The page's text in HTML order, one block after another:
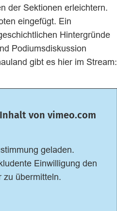
der Sektionen erleichtern.
eingefügt. Ein
Hintergründe
Podiumsdiskussion
gibt es hier im Stream:
von vimeo.com
geladen.
Einwilligung den
zu übermitteln.